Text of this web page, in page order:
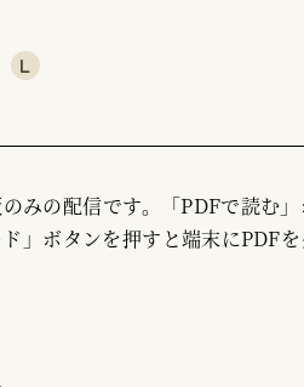
L
みの配信です。「PDFで読む
」ボタンを押すと端末にPDF